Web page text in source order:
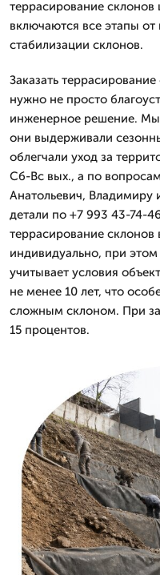
террасирование
включаются все этапы
стабилизации склонов.
Заказать
нужно не просто
инженерное решение. Мы
они выдерживали
облегчали уход за
Сб-Вс вых., а по
Анатольевич, Владимиру
детали по +7 993 43-74-
террасирование склонов
индивидуально, при
учитывает условия
не менее 10 лет, что
сложным склоном. При
15 процентов.